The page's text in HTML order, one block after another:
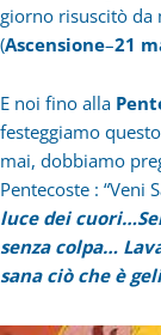
giorno risuscitò da
(Ascensione–21
E noi fino alla
festeggiamo
mai, dobbiamo
Pentecoste : “Veni
luce dei
senza colpa…
sana ciò che è